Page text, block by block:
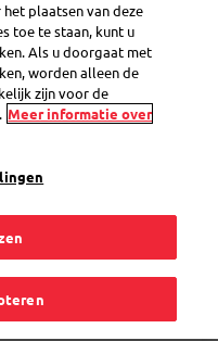
op leeftijd
én
Mail
plaatsen van deze
toe te staan, kunt u
Als u doorgaat met
worden alleen de
zijn voor de
Meer informatie over